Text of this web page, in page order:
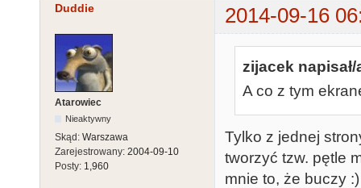
Duddie 2014-09-16
Atarowiec
Nieaktywny
Skąd: Warszawa
Zarejestrowany: 2004-09-10
Posty: 1,960
zijacek napisał/
A co z tym
Tylko z jednej
tworzyć tzw. pętle
mnie to, że buczy :)